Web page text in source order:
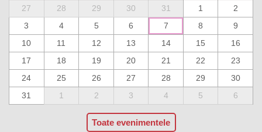
27
28 29 30 31 1
2
3
4 5 6 7 8
9
10
11 12 13 14 15
16
17
18 19 20 21 22
23
24
25 26 27 28 29
30
31
1 2 3 4 5 6
Toate evenimentele